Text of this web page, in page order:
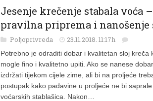
Jesenje krečenje stabala voća
pravilna priprema i nanošenje
Poljoprivreda 23.11.2018. 11:17h
Potrebno je odraditi dobar i kvalitetan sloj kreča
mogle fino i kvalitetno upiti. Ako se nanese
izdržati tijekom cijele zime, ali bi na proljeće
postupak kako padavine u proljeće ne bi
voćarskih stablašica. Nakon…